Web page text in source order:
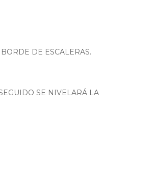
DE ESCALERAS.
SE NIVELARÁ LA